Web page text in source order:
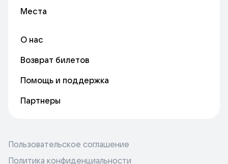
Места
О нас
Возврат билетов
Помощь и поддержка
Партнеры
Пользовательское соглашение
Политика конфиденциальности